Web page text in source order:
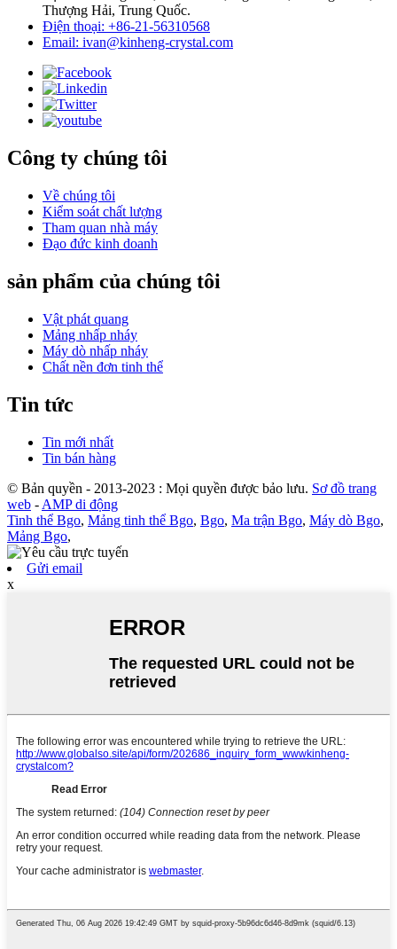
Thượng Hải, Trung Quốc.
Điện thoại: +86-21-56310568
Email: ivan@kinheng-crystal.com
Công ty chúng tôi
Về chúng tôi
Kiểm soát chất lượng
Tham quan nhà máy
Đạo đức kinh doanh
sản phẩm của chúng tôi
Vật phát quang
Mảng nhấp nháy
Máy dò nhấp nháy
Chất nền đơn tinh thể
Tin tức
Tin mới nhất
Tin bán hàng
© Bản quyền - 2013-2023 : Mọi quyền được bảo lưu. Sơ đồ trang
web - AMP di động
Tinh thể Bgo, Mảng tinh thể Bgo, Bgo, Ma trận Bgo, Máy dò Bgo,
Mảng Bgo,
Gửi email
x